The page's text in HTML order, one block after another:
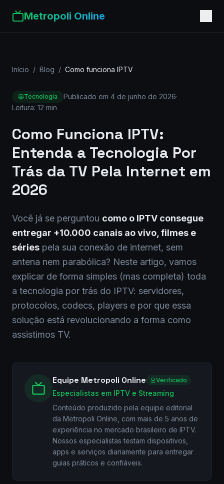
Metropoli Online
Início / Blog / Como funciona IPTV
Tecnologia Publicado em 4 de junho de 2026·
Leitura: 12 min
Como Funciona IPTV:
Entenda a Tecnologia Por
Trás da TV Pela Internet em
2026
Você já se perguntou como o IPTV consegue
entregar +10.000 canais ao vivo, filmes e
séries pela sua conexão de internet, sem
antena nem parabólica? Neste artigo, vamos
explicar de forma simples (mas completa) toda
a tecnologia por trás do IPTV: servidores,
protocolos, codecs, players e por que essa
solução está revolucionando a forma como
assistimos TV.
Equipe Metropoli Online Verificado
Especialistas em IPTV e Streaming
Conteúdo produzido pela equipe editorial
da Metropoli Online, com mais de 5 anos de
experiência no mercado brasileiro de IPTV.
Nossos especialistas testam dispositivos,
apps e serviços diariamente para entregar
guias práticos e confiáveis.